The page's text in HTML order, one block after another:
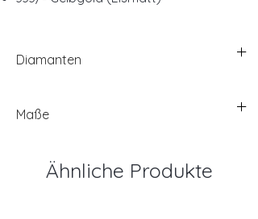
Diamanten
Maße
Ähnliche Produkte